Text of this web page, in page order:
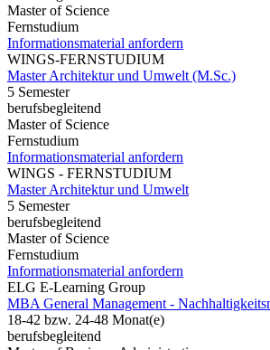
Master of Science
Fernstudium
Informationsmaterial anfordern
WINGS-FERNSTUDIUM
Master Architektur und Umwelt (M.Sc.)
5 Semester
berufsbegleitend
Master of Science
Fernstudium
Informationsmaterial anfordern
WINGS - FERNSTUDIUM
Master Architektur und Umwelt
5 Semester
berufsbegleitend
Master of Science
Fernstudium
Informationsmaterial anfordern
ELG E-Learning Group
MBA General Management -
18-42 bzw. 24-48 Monat(e)
berufsbegleitend